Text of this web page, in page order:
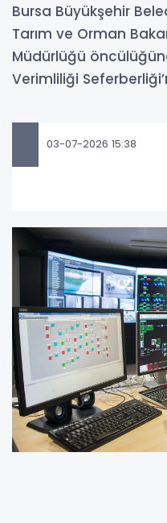
Bursa Büyükşehir
Tarım ve Orman
Müdürlüğü
Verimliliği
03-07-2026 15:38